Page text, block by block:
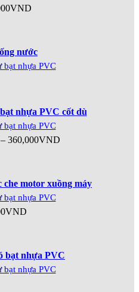
VND
nước
bạt nhựa PVC
nhựa PVC cốt dù
bạt nhựa PVC
– 360,000VND
motor xuồng máy
bạt nhựa PVC
VND
bạt nhựa PVC
bạt nhựa PVC